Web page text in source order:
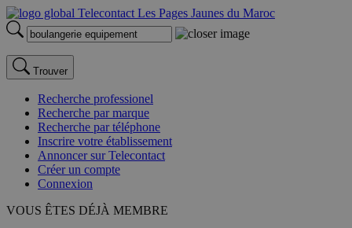
Trouver
Recherche professionel
Recherche par marque
Recherche par téléphone
Inscrire votre établissement
Annoncer sur Telecontact
Créer un compte
Connexion
VOUS ÊTES DÉJÀ MEMBRE